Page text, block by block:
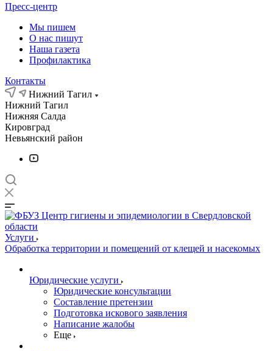
Пресс-центр
Мы пишем
О нас пишут
Наша газета
Профилактика
Контакты
Нижний Тагил
Нижний Тагил
Нижняя Салда
Кировград
Невьянский район
Услуги
Обработка территории и помещений от клещей и насекомых
Юридические услуги
Юридические консультации
Составление претензии
Подготовка искового заявления
Написание жалобы
Еще